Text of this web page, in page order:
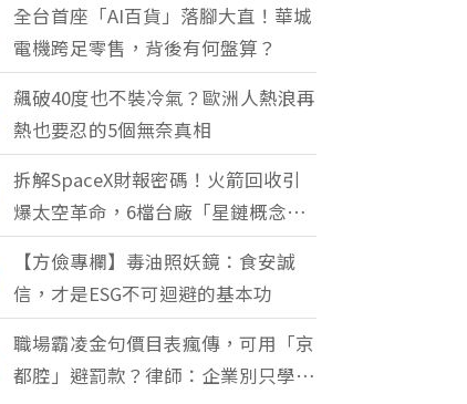
全台首座「AI百貨」落腳大直！華城
電機跨足零售，背後有何盤算？
飆破40度也不裝冷氣？歐洲人熱浪再
熱也要忍的5個無奈真相
拆解SpaceX財報密碼！火箭回收引
爆太空革命，6檔台廠「星鏈概念
股」搶紅利
【方儉專欄】毒油照妖鏡：食安誠
信，才是ESG不可迴避的基本功
職場霸凌金句價目表瘋傳，可用「京
都腔」避罰款？律師：企業別只學安